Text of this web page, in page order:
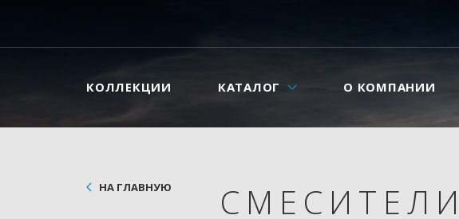
КОЛЛЕКЦИИ КАТАЛОГ О КОМПАНИИ
НА ГЛАВНУЮ СМЕСИТЕЛИ